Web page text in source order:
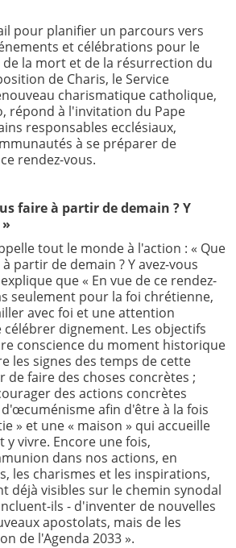
pour planifier un parcours vers
et célébrations pour le
de la mort et de la résurrection du
de Charis, le Service
charismatique catholique,
répond à l'invitation du Pape
responsables ecclésiaux,
à se préparer de
rendez-vous.
faire à partir de demain ? Y
tout le monde à l'action : « Que
partir de demain ? Y avez-vous
que « En vue de ce rendez-
seulement pour la foi chrétienne,
avec foi et une attention
dignement. Les objectifs
conscience du moment historique
les signes des temps de cette
de faire des choses concrètes ;
des actions concrètes
afin d'être à la fois
» et une « maison » qui accueille
vivre. Encore une fois,
dans nos actions, en
les charismes et les inspirations,
déjà visibles sur le chemin synodal
ils - d'inventer de nouvelles
apostolats, mais de les
de l'Agenda 2033 ».